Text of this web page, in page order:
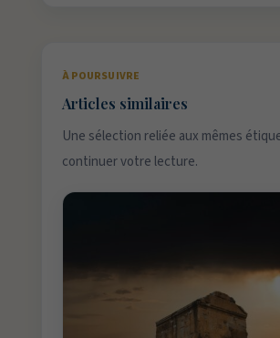
À POURSUIVRE
Articles similaires
Une sélection reliée aux mêmes
continuer votre lecture.